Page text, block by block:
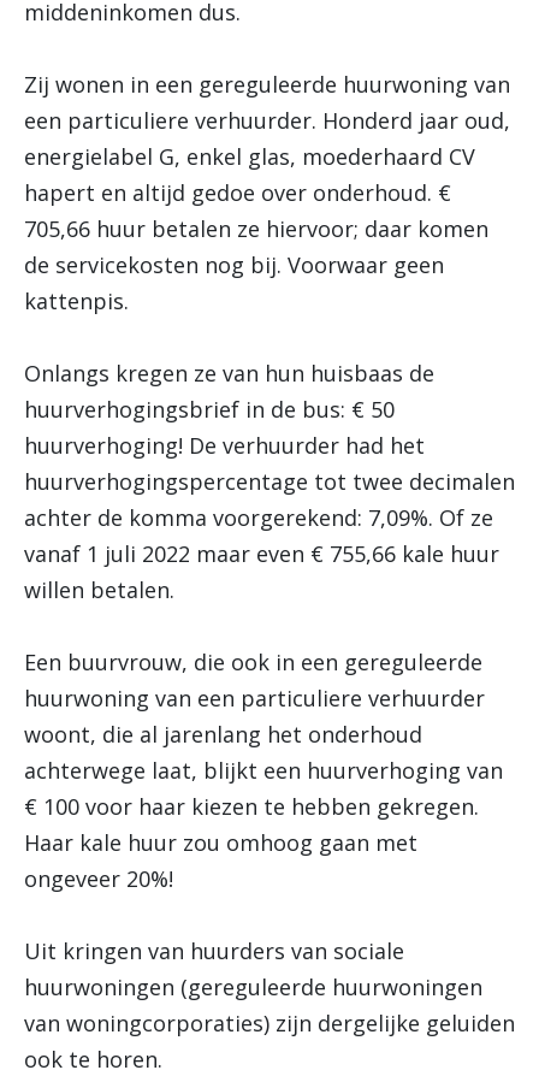
middeninkomen dus.
Zij wonen in een gereguleerde huurwoning van
een particuliere verhuurder. Honderd jaar oud,
energielabel G, enkel glas, moederhaard CV
hapert en altijd gedoe over onderhoud. €
705,66 huur betalen ze hiervoor; daar komen
de servicekosten nog bij. Voorwaar geen
kattenpis.
Onlangs kregen ze van hun huisbaas de
huurverhogingsbrief in de bus: € 50
huurverhoging! De verhuurder had het
huurverhogingspercentage tot twee decimalen
achter de komma voorgerekend: 7,09%. Of ze
vanaf 1 juli 2022 maar even € 755,66 kale huur
willen betalen.
Een buurvrouw, die ook in een gereguleerde
huurwoning van een particuliere verhuurder
woont, die al jarenlang het onderhoud
achterwege laat, blijkt een huurverhoging van
€ 100 voor haar kiezen te hebben gekregen.
Haar kale huur zou omhoog gaan met
ongeveer 20%!
Uit kringen van huurders van sociale
huurwoningen (gereguleerde huurwoningen
van woningcorporaties) zijn dergelijke geluiden
ook te horen.